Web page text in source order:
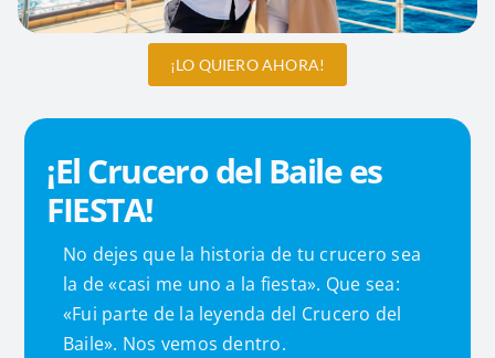
¡LO QUIERO AHORA!
¡El Crucero del Baile es
FIESTA!
No dejes que la historia de tu crucero sea
la de «casi me uno a la fiesta». Que sea:
«Fui parte de la leyenda del Crucero del
Baile». Nos vemos dentro.